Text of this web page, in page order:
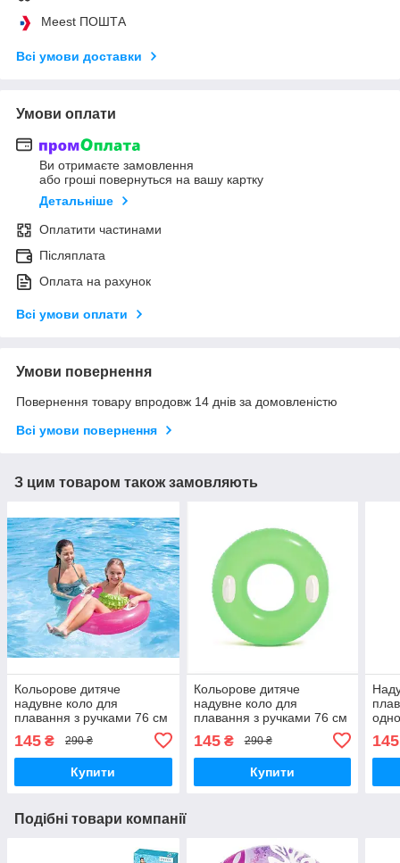
Meest ПОШТА
Всі умови доставки
Умови оплати
Ви отримаєте замовлення
або гроші повернуться на вашу картку
Детальніше
Оплатити частинами
Післяплата
Оплата на рахунок
Всі умови оплати
Умови повернення
Повернення товару впродовж 14 днів за домовленістю
Всі умови повернення
З цим товаром також замовляють
Кольорове дитяче
надувне коло для
плавання з ручками 76 см
від 8 років Надувний круг
рожевий
145 ₴ 290 ₴
Купити
Кольорове дитяче
надувне коло для
плавання з ручками 76 см
Intex для дітей від 8 років
Надувний круг зелений
59258 nt
145₴ 290 ₴
Купити
145
Подібні товари компанії